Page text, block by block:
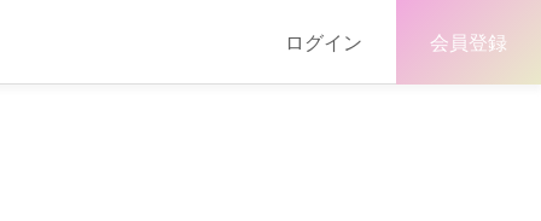
ログイン 会員登録